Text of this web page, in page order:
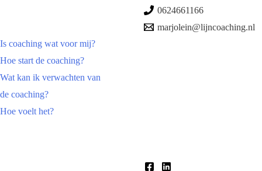
0624661166
marjolein@lijncoaching.nl
Is coaching wat voor mij?
Hoe start de coaching?
Wat kan ik verwachten van
de coaching?
Hoe voelt het?